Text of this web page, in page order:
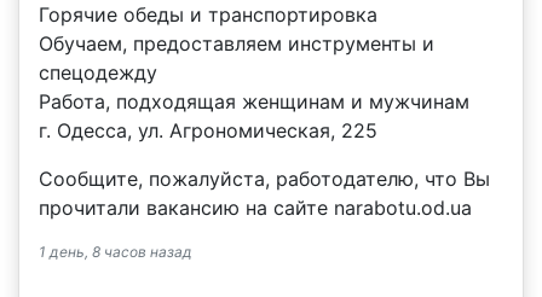
Горячие обеды и транспортировка
Обучаем, предоставляем инструменты и
спецодежду
Работа, подходящая женщинам и мужчинам
г. Одесса, ул. Агрономическая, 225
Сообщите, пожалуйста, работодателю, что Вы
прочитали вакансию на сайте narabotu.od.ua
1 день, 8 часов назад